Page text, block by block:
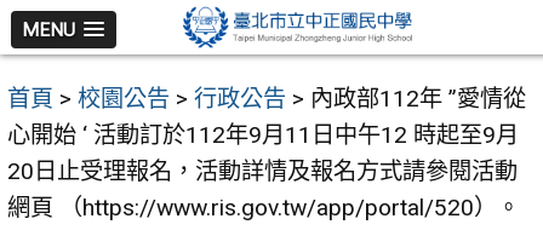
跳
至
主
要
內
容
MENU
首頁 > 校園公告 > 行政公告 > 內政部112年 ”愛情從
心開始 ‘ 活動訂於112年9月11日中午12 時起至9月
20日止受理報名，活動詳情及報名方式請參閱活動
網頁 （https://www.ris.gov.tw/app/portal/520）。